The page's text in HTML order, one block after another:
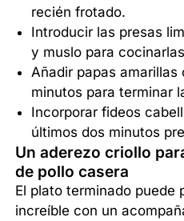
recién frotado.
Introducir las presas
y muslo para
Añadir papas amarillas
minutos para terminar
Incorporar fideos
últimos dos minutos
Un aderezo criollo
de pollo casera
El plato terminado puede
increíble con un